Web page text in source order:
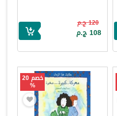
120 ج.م
108 ج.م
خصم 20
%